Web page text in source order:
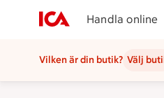
Handla online
Vilken är din butik? Välj